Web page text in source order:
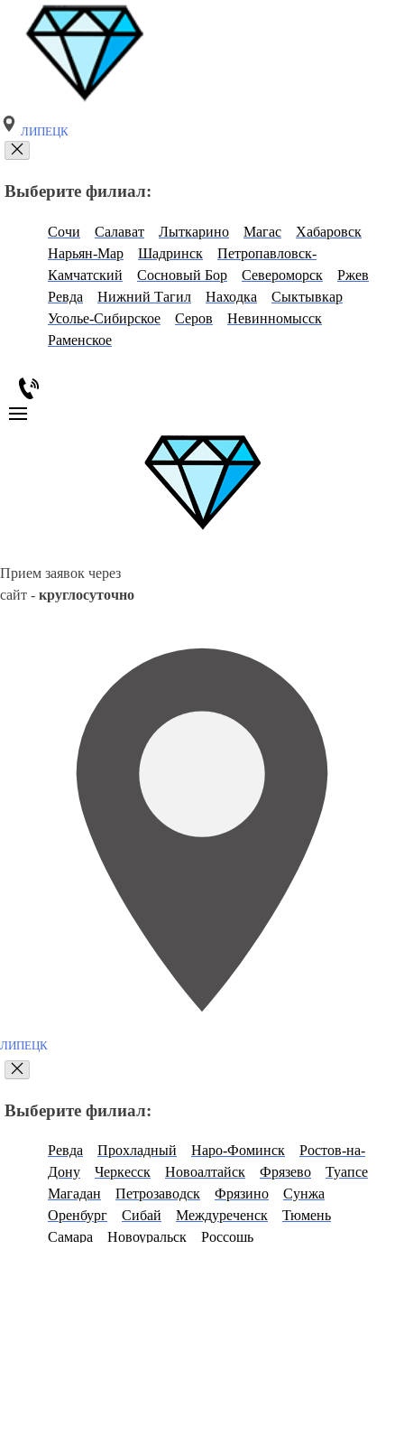
ЛИПЕЦК
Выберите филиал:
Сочи Салават Лыткарино Магас
Хабаровск
Нарьян-Мар
Шадринск
Петропавловск-
Камчатский
Сосновый Бор Североморск
Ржев
Ревда
Нижний Тагил Находка
Сыктывкар
Усолье-Сибирское
Серов
Невинномысск
Раменское
Прием заявок через
сайт - круглосуточно
ЛИПЕЦК
Выберите филиал:
Ревда Прохладный Наро-Фоминск
Ростов-на-
Дону
Черкесск Новоалтайск Фрязево
Туапсе
Магадан
Петрозаводск Фрязино
Сунжа
Оренбург
Сибай Междуреченск
Тюмень
Самара
Новоуральск Россошь